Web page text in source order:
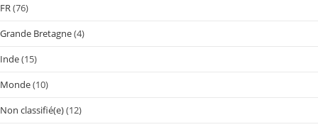
FR (76)
Grande Bretagne(4)
Inde(15)
Monde(10)
Non classifié(e)(12)